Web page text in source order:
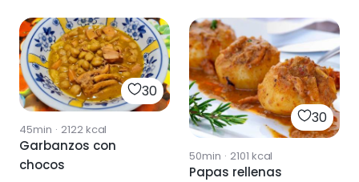
30
45min · 2122kcal
Garbanzos con
chocos
30
50min · 2101 kcal
Papas rellenas